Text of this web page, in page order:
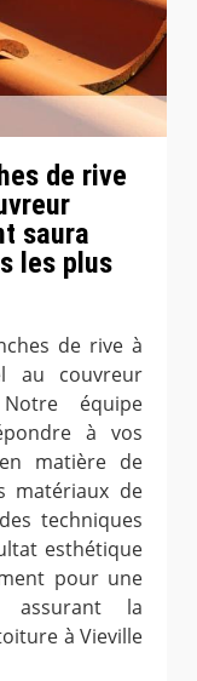
de rive
saura
les plus
de rive à
au couvreur
équipe
à vos
matière de
matériaux de
techniques
esthétique
pour une
assurant la
à Vieville